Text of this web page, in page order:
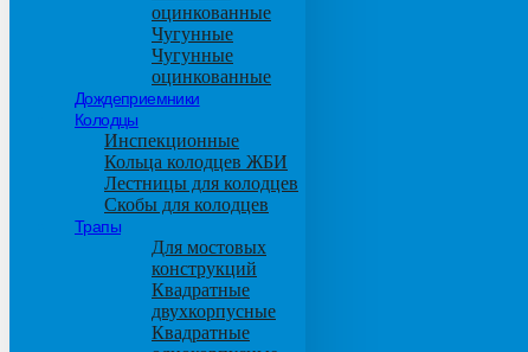
оцинкованные
Чугунные
Чугунные
оцинкованные
Дождеприемники
Колодцы
Инспекционные
Кольца колодцев ЖБИ
Лестницы для колодцев
Скобы для колодцев
Трапы
Для мостовых
конструкций
Квадратные
двухкорпусные
Квадратные